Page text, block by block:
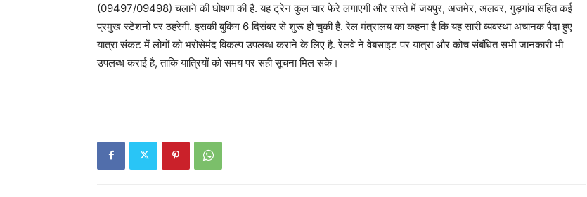
(09497/09498) चलाने की घोषणा की है. यह ट्रेन कुल चार फेरे लगाएगी और रास्ते में जयपुर, अजमेर, अलवर, गुड़गांव सहित कई
प्रमुख स्टेशनों पर ठहरेगी. इसकी बुकिंग 6 दिसंबर से शुरू हो चुकी है. रेल मंत्रालय का कहना है कि यह सारी व्यवस्था अचानक पैदा हुए
यात्रा संकट में लोगों को भरोसेमंद विकल्प उपलब्ध कराने के लिए है. रेलवे ने वेबसाइट पर यात्रा और कोच संबंधित सभी जानकारी भी
उपलब्ध कराई है, ताकि यात्रियों को समय पर सही सूचना मिल सके।